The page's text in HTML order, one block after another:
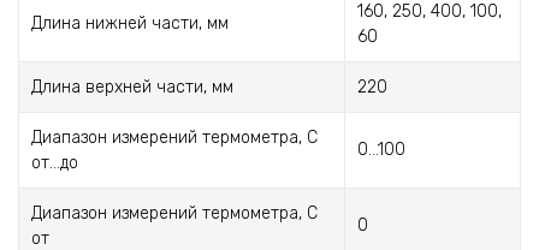
Длина нижней части, мм
160, 250, 400, 100,
60
Длина верхней части, мм 220
Диапазон измерений термометра, С
от...до
0…100
Диапазон измерений термометра, С
от
0